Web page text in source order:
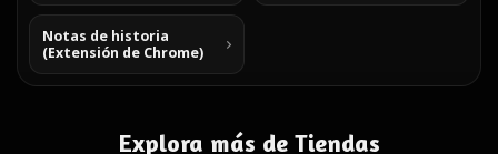
Notas de historia
(Extensión de Chrome)
Explora más de Tiendas